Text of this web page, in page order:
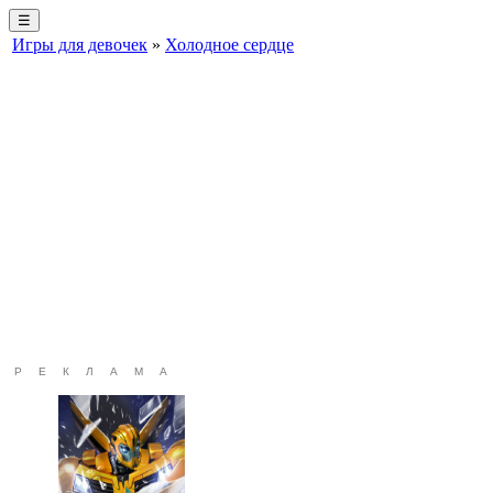
☰
Игры для девочек » Холодное сердце
РЕКЛАМА